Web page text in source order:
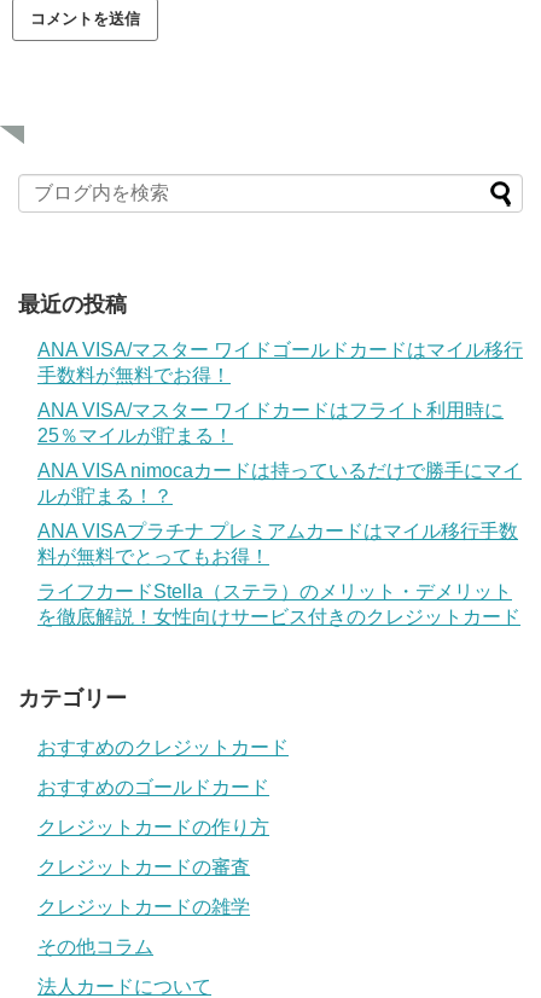
最近の投稿
ANA VISA/マスター ワイドゴールドカードはマイル移行
手数料が無料でお得！
ANA VISA/マスター ワイドカードはフライト利用時に
25％マイルが貯まる！
ANA VISA nimocaカードは持っているだけで勝手にマイ
ルが貯まる！？
ANA VISAプラチナ プレミアムカードはマイル移行手数
料が無料でとってもお得！
ライフカードStella（ステラ）のメリット・デメリット
を徹底解説！女性向けサービス付きのクレジットカード
カテゴリー
おすすめのクレジットカード
おすすめのゴールドカード
クレジットカードの作り方
クレジットカードの審査
クレジットカードの雑学
その他コラム
法人カードについて